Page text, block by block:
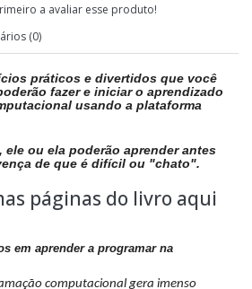
a avaliar esse produto!
(0)
práticos e divertidos que você
fazer e iniciar o aprendizado
usando a plataforma
ele ou ela poderão aprender antes
de que é difícil ou "chato".
páginas do livro aqui
em aprender a programar na
computacional gera imenso